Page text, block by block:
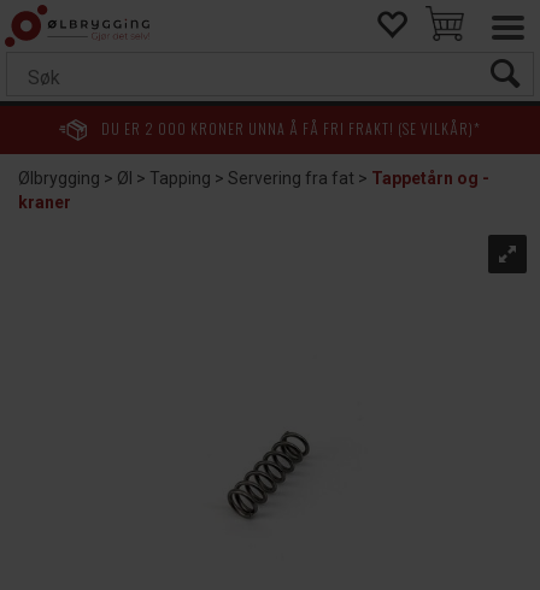
DU ER 2 000 KRONER UNNA Å FÅ FRI FRAKT! (SE VILKÅR)*
Ølbrygging>Øl >Tapping>Servering fra fat>Tappetårn og -
kraner